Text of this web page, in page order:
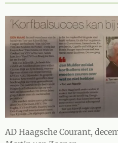
AD Haagsche Courant,